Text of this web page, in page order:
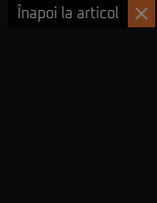
Înapoi la articol